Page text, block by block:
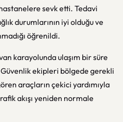
sevk etti. Tedavi
durumlarının iyi olduğu ve
öğrenildi.
karayolunda ulaşım bir süre
ekipleri bölgede gerekli
araçların çekici yardımıyla
akışı yeniden normale